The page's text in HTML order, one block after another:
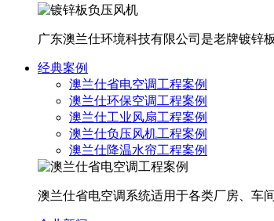
广东澳兰仕环境科技有限公司是老牌镀锌
经典案例
澳兰仕省电空调工程案例
澳兰仕环保空调工程案例
澳兰仕工业风扇工程案例
澳兰仕负压风机工程案例
澳兰仕降温水帘工程案例
澳兰仕省电空调系统适用于各类厂房、车